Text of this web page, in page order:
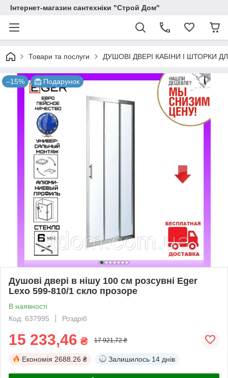
Інтернет-магазин сантехніки "Строй Дом"
Товари та послуги ДУШОВІ ДВЕРІ КАБІНИ І ШТОРКИ
–15% Подарунок
Душові двері в нішу 100 см розсувні Eger
Lexo 599-810/1 скло прозоре
В наявності
Код: 637995
Роздріб
15 233,46 ₴ 17 921,72 ₴
Економія 2688.26 ₴ Залишилось 14 днів